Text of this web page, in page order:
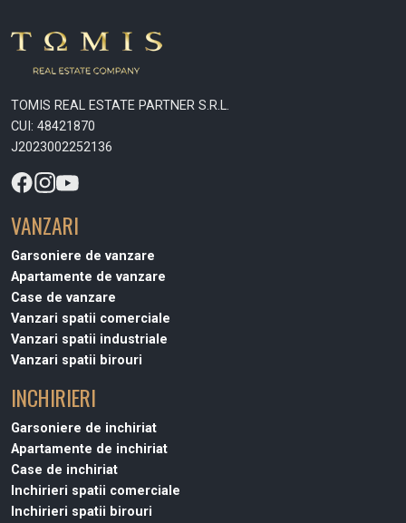
TOMIS REAL ESTATE PARTNER S.R.L.
CUI: 48421870
J2023002252136
VANZARI
Garsoniere de vanzare
Apartamente de vanzare
Case de vanzare
Vanzari spatii comerciale
Vanzari spatii industriale
Vanzari spatii birouri
INCHIRIERI
Garsoniere de inchiriat
Apartamente de inchiriat
Case de inchiriat
Inchirieri spatii comerciale
Inchirieri spatii birouri